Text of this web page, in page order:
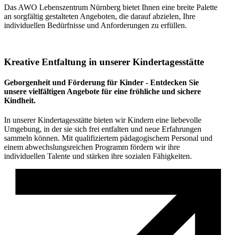
Das AWO Lebenszentrum Nürnberg bietet Ihnen eine breite Palette
an sorgfältig gestalteten Angeboten, die darauf abzielen, Ihre
individuellen Bedürfnisse und Anforderungen zu erfüllen.
Kreative Entfaltung in unserer Kindertagesstätte
Geborgenheit und Förderung für Kinder - Entdecken Sie
unsere vielfältigen Angebote für eine fröhliche und sichere
Kindheit.
In unserer Kindertagesstätte bieten wir Kindern eine liebevolle
Umgebung, in der sie sich frei entfalten und neue Erfahrungen
sammeln können. Mit qualifiziertem pädagogischem Personal und
einem abwechslungsreichen Programm fördern wir ihre
individuellen Talente und stärken ihre sozialen Fähigkeiten.